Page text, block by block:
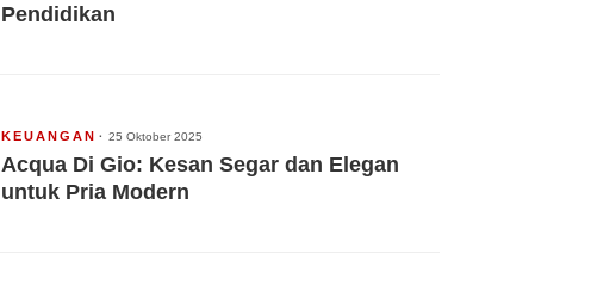
Pendidikan
KEUANGAN 25 Oktober 2025
Acqua Di Gio: Kesan Segar dan Elegan
untuk Pria Modern